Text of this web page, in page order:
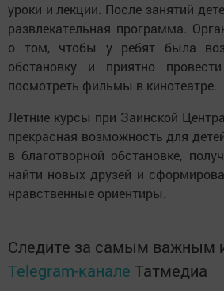
уроки и лекции. После занятий
развлекательная программа.
о том, чтобы у ребят была
обстановку и приятно
посмотреть фильмы в кинотеатре.
Летние курсы при Заинской
прекрасная возможность для
в благотворной обстановке,
найти новых друзей и
нравственные ориентиры.
Следите за самым важным
Telegram-канале Татмедиа